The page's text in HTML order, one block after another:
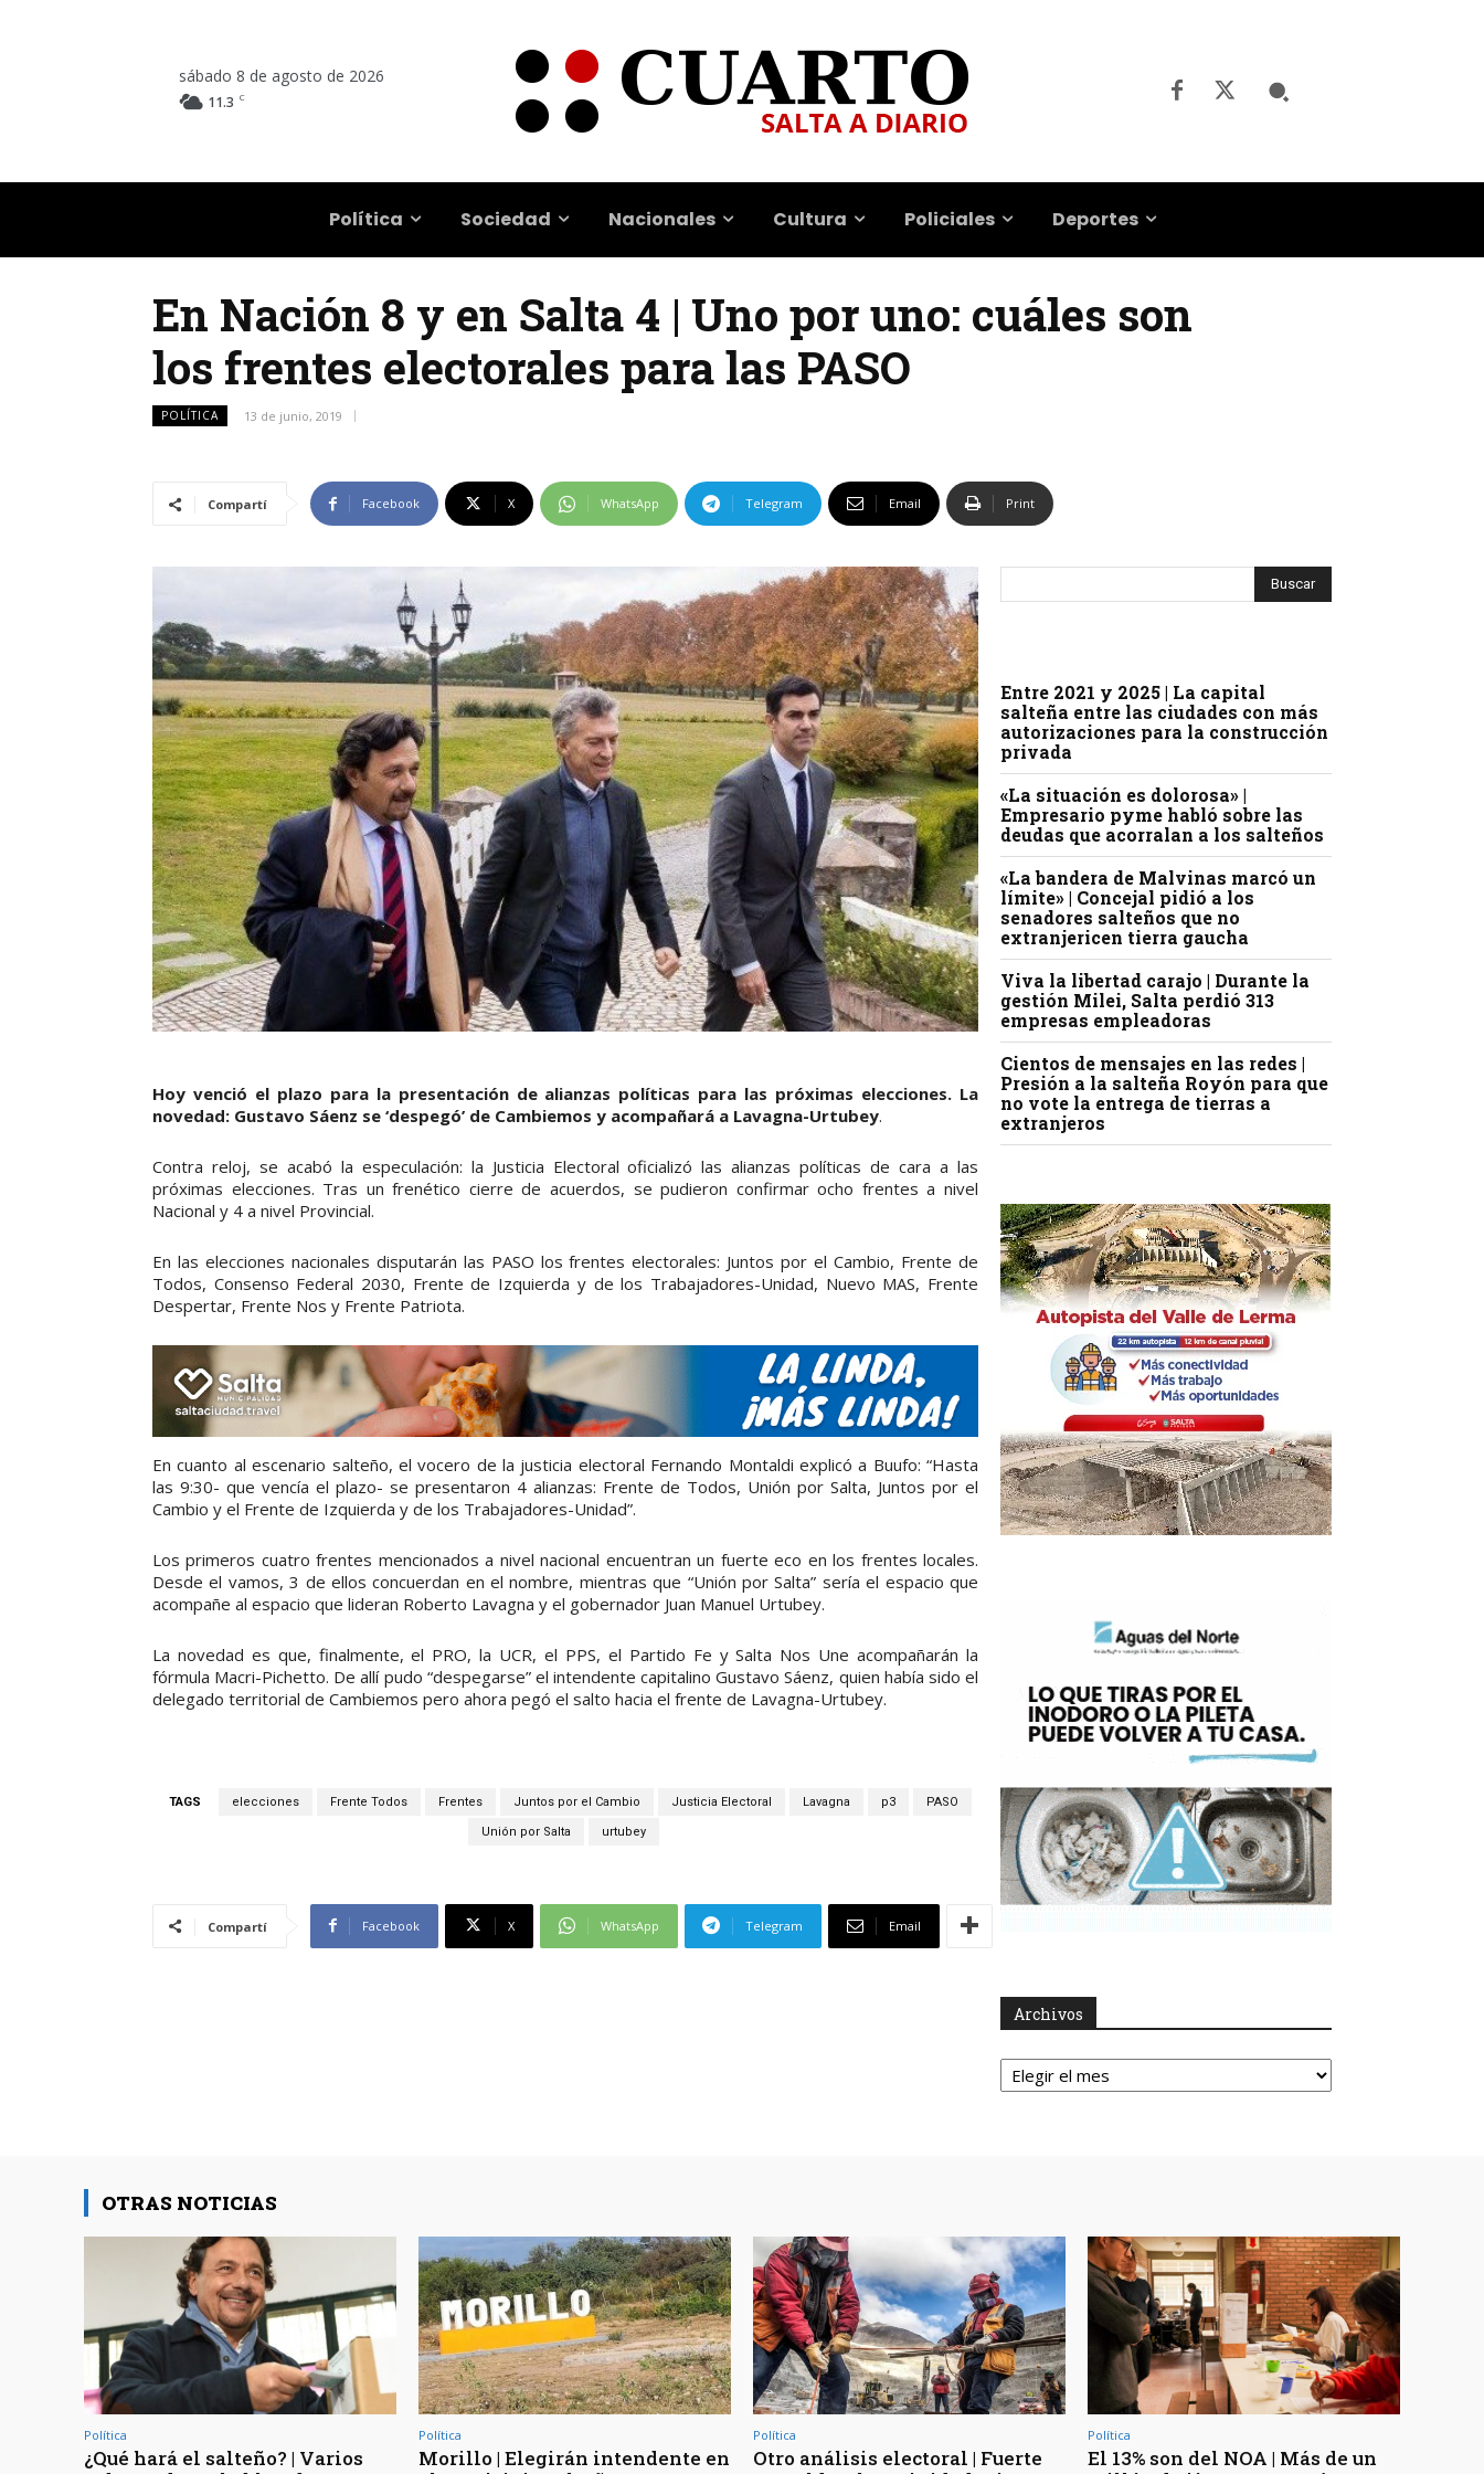
sábado 8 de agosto de 2026
11.3 C
Política Sociedad Nacionales Cultura Policiales Deportes
En Nación 8 y en Salta 4 | Uno por uno: cuáles son
los frentes electorales para las PASO
POLÍTICA 13 de junio, 2019
Compartí Facebook X WhatsApp Telegram Email Print
Hoy venció el plazo para la presentación de alianzas políticas para las próximas elecciones. La
novedad: Gustavo Sáenz se ‘despegó’ de Cambiemos y acompañará a Lavagna-Urtubey.
Contra reloj, se acabó la especulación: la Justicia Electoral oficializó las alianzas políticas de cara a las
próximas elecciones. Tras un frenético cierre de acuerdos, se pudieron confirmar ocho frentes a nivel
Nacional y 4 a nivel Provincial.
En las elecciones nacionales disputarán las PASO los frentes electorales: Juntos por el Cambio, Frente de
Todos, Consenso Federal 2030, Frente de Izquierda y de los Trabajadores-Unidad, Nuevo MAS, Frente
Despertar, Frente Nos y Frente Patriota.
En cuanto al escenario salteño, el vocero de la justicia electoral Fernando Montaldi explicó a Buufo: “Hasta
las 9:30- que vencía el plazo- se presentaron 4 alianzas: Frente de Todos, Unión por Salta, Juntos por el
Cambio y el Frente de Izquierda y de los Trabajadores-Unidad”.
Los primeros cuatro frentes mencionados a nivel nacional encuentran un fuerte eco en los frentes locales.
Desde el vamos, 3 de ellos concuerdan en el nombre, mientras que “Unión por Salta” sería el espacio que
acompañe al espacio que lideran Roberto Lavagna y el gobernador Juan Manuel Urtubey.
La novedad es que, finalmente, el PRO, la UCR, el PPS, el Partido Fe y Salta Nos Une acompañarán la
fórmula Macri-Pichetto. De allí pudo “despegarse” el intendente capitalino Gustavo Sáenz, quien había sido el
delegado territorial de Cambiemos pero ahora pegó el salto hacia el frente de Lavagna-Urtubey.
TAGS elecciones Frente Todos Frentes Juntos por el Cambio Justicia Electoral Lavagna p3 PASO
Unión por Salta urtubey
Compartí Facebook X WhatsApp Telegram Email
Entre 2021 y 2025 | La capital
salteña entre las ciudades con más
autorizaciones para la construcción
privada
«La situación es dolorosa» |
Empresario pyme habló sobre las
deudas que acorralan a los salteños
«La bandera de Malvinas marcó un
límite» | Concejal pidió a los
senadores salteños que no
extranjericen tierra gaucha
Viva la libertad carajo | Durante la
gestión Milei, Salta perdió 313
empresas empleadoras
Cientos de mensajes en las redes |
Presión a la salteña Royón para que
no vote la entrega de tierras a
extranjeros
Archivos
Archivos
OTRAS NOTICIAS
Política
¿Qué hará el salteño? | Varios
Política
Morillo | Elegirán intendente en
Política
Otro análisis electoral | Fuerte
Política
El 13% son del NOA | Más de un